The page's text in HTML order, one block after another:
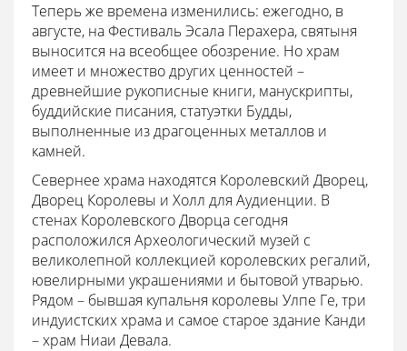
Теперь же времена изменились: ежегодно, в
августе, на Фестиваль Эсала Перахера, святыня
выносится на всеобщее обозрение. Но храм
имеет и множество других ценностей –
древнейшие рукописные книги, манускрипты,
буддийские писания, статуэтки Будды,
выполненные из драгоценных металлов и
камней.
Севернее храма находятся Королевский Дворец,
Дворец Королевы и Холл для Аудиенции. В
стенах Королевского Дворца сегодня
расположился Археологический музей с
великолепной коллекцией королевских регалий,
ювелирными украшениями и бытовой утварью.
Рядом – бывшая купальня королевы Улпе Ге, три
индуистских храма и самое старое здание Канди
– храм Ниаи Девала.